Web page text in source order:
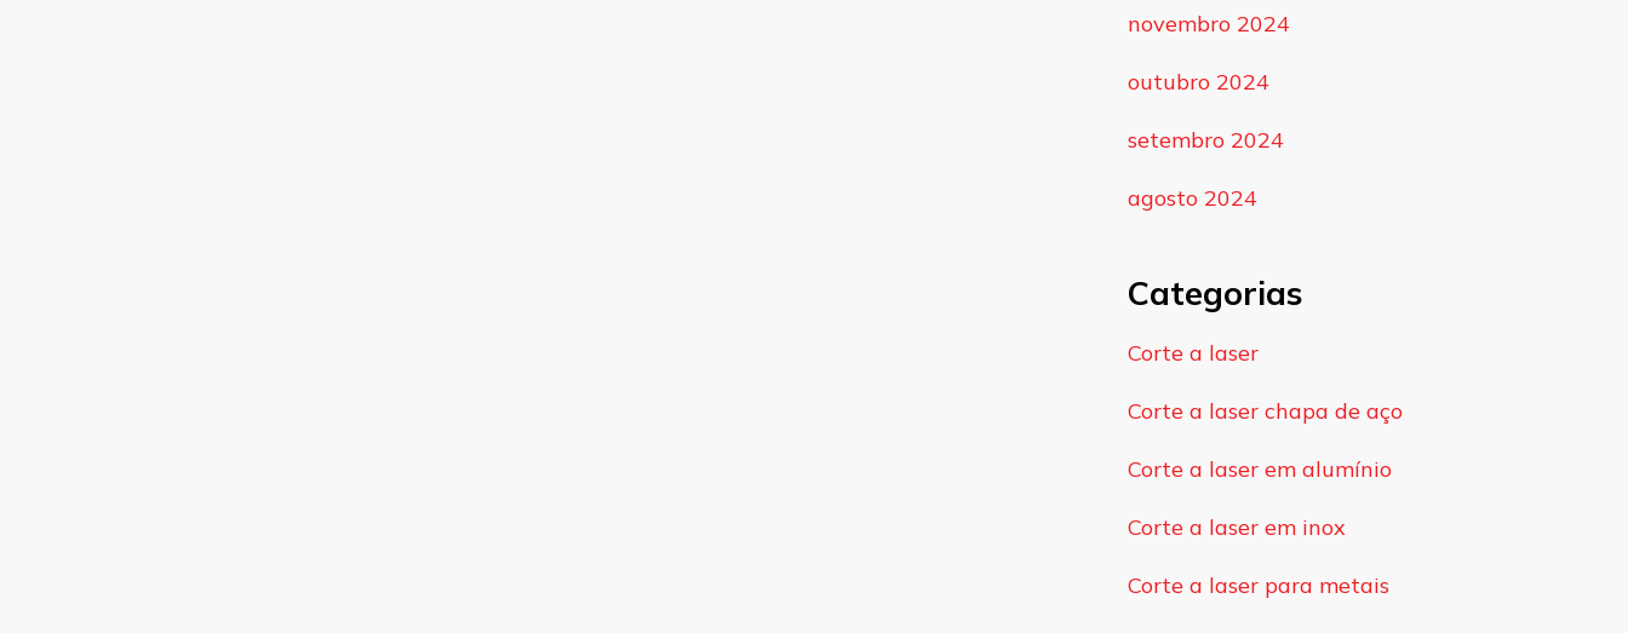
novembro 2024
outubro 2024
setembro 2024
agosto 2024
Categorias
Corte a laser
Corte a laser chapa de aço
Corte a laser em alumínio
Corte a laser em inox
Corte a laser para metais